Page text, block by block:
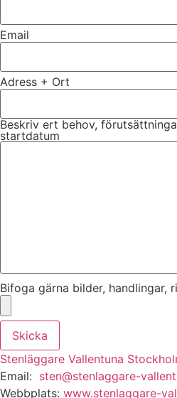
Email
Adress + Ort
Beskriv ert behov,
startdatum
Bifoga gärna bilder, handlingar,
Skicka
Stenläggare Vallentuna
Email: sten@stenlaggare-
Webbplats: www.stenlaggare-